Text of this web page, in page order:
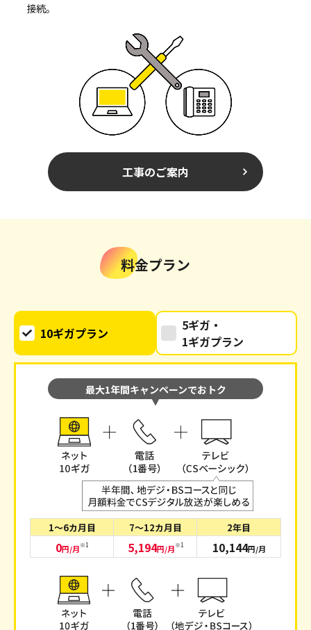
接続。
工事のご案内
料金プラン
10ギガプラン
5ギガ・
1ギガプラン
最大1年間キャンペーンでおトク
1～6カ月目 7～12カ月目 2年目
0円/月※1 5,194円/月※1 10,144円/月